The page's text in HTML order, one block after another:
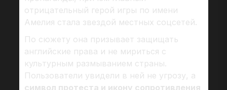
отрицательный герой игры по имени
Амелия стала звездой местных соцсетей.
По сюжету она призывает защищать
английские права и не мириться с
культурным размыванием страны.
Пользователи увидели в ней не угрозу, а
символ протеста и икону сопротивления